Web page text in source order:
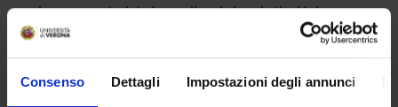
Consenso Dettagli Impostazioni degli annunci
and your secretariat via email and also via the Univr app.
MYUNIVR